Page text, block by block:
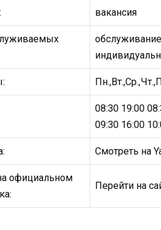
вакансия
08:30 19:00
09:30 16:00
Смотреть на
официальном
Перейти на